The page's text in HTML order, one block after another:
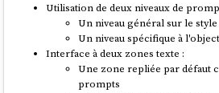
produisent un score de pertinence.
Ou directement des LLMs
précis sur des domaines
données d'entraînement des
coûteux en latence et en tokens.
Utilisation de deux niveaux de
Un niveau général sur le
Un niveau spécifique à
Interface à deux zones texte :
Une zone repliée par défaut
prompts